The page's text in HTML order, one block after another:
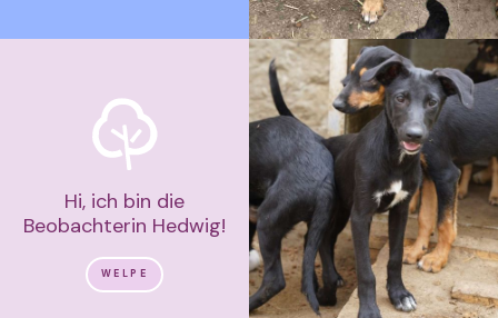
Hi, ich bin die
Beobachterin Hedwig!
WELPE